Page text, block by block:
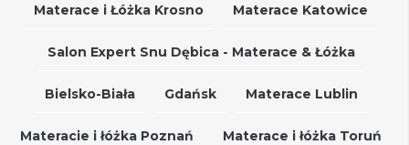
Materace i Łóżka Krosno Materace Katowice
Salon Expert Snu Dębica - Materace & Łóżka
Bielsko-Biała Gdańsk Materace Lublin
Materacie i łóżka Poznań Materace i łóżka Toruń